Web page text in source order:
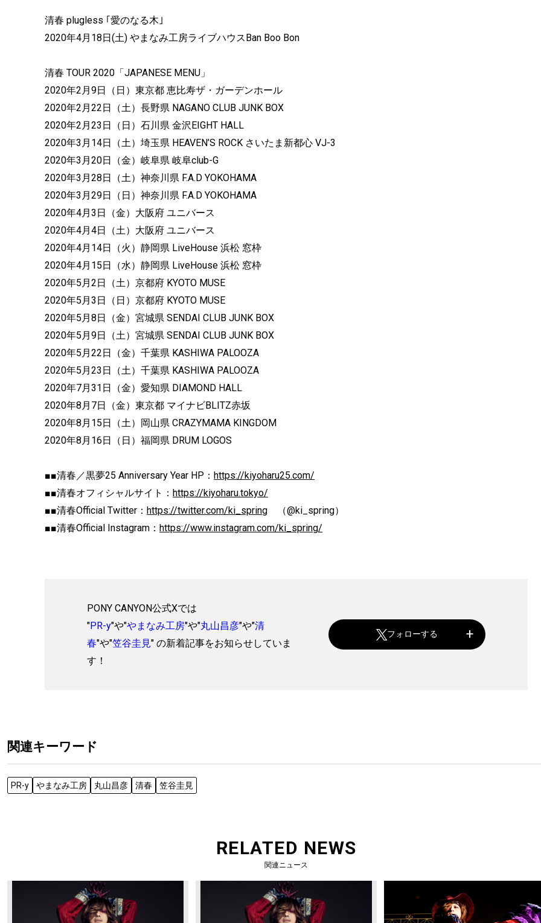
清春 plugless ｢愛のなる木｣
2020年4月18日(土) やまなみ工房ライブハウスBan Boo Bon
清春 TOUR 2020「JAPANESE MENU」
2020年2月9日（日）東京都 恵比寿ザ・ガーデンホール
2020年2月22日（土）長野県 NAGANO CLUB JUNK BOX
2020年2月23日（日）石川県 金沢EIGHT HALL
2020年3月14日（土）埼玉県 HEAVEN’S ROCK さいたま新都心 VJ-3
2020年3月20日（金）岐阜県 岐阜club-G
2020年3月28日（土）神奈川県 F.A.D YOKOHAMA
2020年3月29日（日）神奈川県 F.A.D YOKOHAMA
2020年4月3日（金）大阪府 ユニバース
2020年4月4日（土）大阪府 ユニバース
2020年4月14日（火）静岡県 LiveHouse 浜松 窓枠
2020年4月15日（水）静岡県 LiveHouse 浜松 窓枠
2020年5月2日（土）京都府 KYOTO MUSE
2020年5月3日（日）京都府 KYOTO MUSE
2020年5月8日（金）宮城県 SENDAI CLUB JUNK BOX
2020年5月9日（土）宮城県 SENDAI CLUB JUNK BOX
2020年5月22日（金）千葉県 KASHIWA PALOOZA
2020年5月23日（土）千葉県 KASHIWA PALOOZA
2020年7月31日（金）愛知県 DIAMOND HALL
2020年8月7日（金）東京都 マイナビBLITZ赤坂
2020年8月15日（土）岡山県 CRAZYMAMA KINGDOM
2020年8月16日（日）福岡県 DRUM LOGOS
■■清春／黒夢25 Anniversary Year HP： https://kiyoharu25.com/
■■清春オフィシャルサイト： https://kiyoharu.tokyo/
■■清春Official Twitter： https://twitter.com/ki_spring （@ki_spring）
■■清春Official Instagram： https://www.instagram.com/ki_spring/
PONY CANYON公式Xでは
"PR-y"や"やまなみ工房"や"丸山昌彦"や"清
春"や"笠谷圭見" の新着記事をお知らせしていま
す！
フォローする
関連キーワード
PR-y やまなみ工房 丸山昌彦 清春 笠谷圭見
RELATED NEWS
関連ニュース